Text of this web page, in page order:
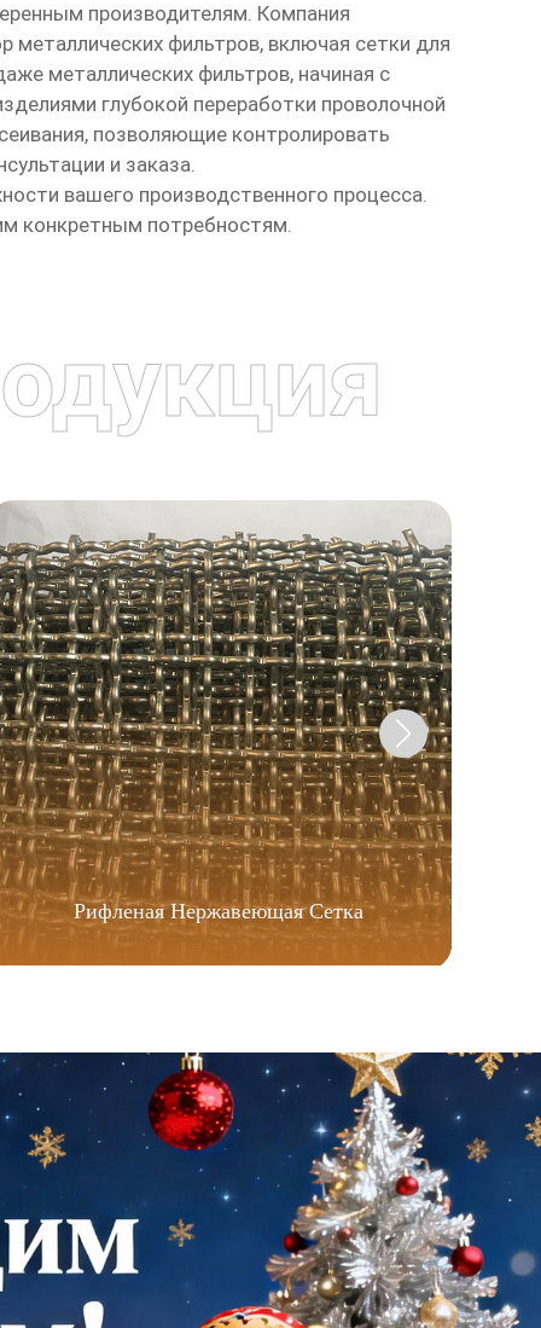
производителям. Компания
металлических фильтров, включая сетки для
металлических фильтров, начиная с
глубокой переработки проволочной
позволяющие контролировать
и заказа.
вашего производственного процесса.
конкретным потребностям.
Рифленая Нержавеющая Сетка